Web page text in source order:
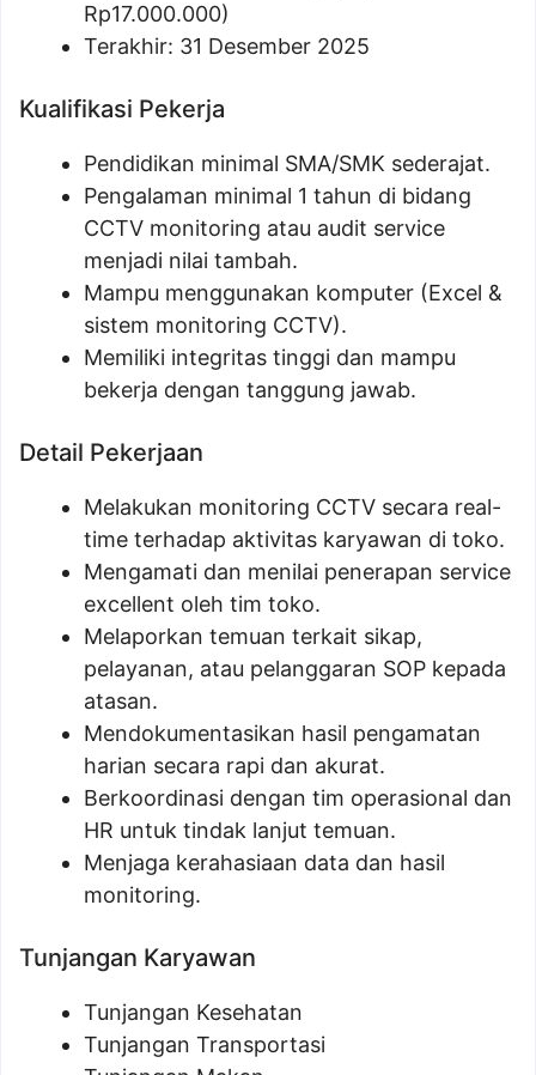
Rp17.000.000)
Terakhir: 31 Desember 2025
Kualifikasi Pekerja
Pendidikan minimal SMA/SMK sederajat.
Pengalaman minimal 1 tahun di bidang
CCTV monitoring atau audit service
menjadi nilai tambah.
Mampu menggunakan komputer (Excel &
sistem monitoring CCTV).
Memiliki integritas tinggi dan mampu
bekerja dengan tanggung jawab.
Detail Pekerjaan
Melakukan monitoring CCTV secara real-
time terhadap aktivitas karyawan di toko.
Mengamati dan menilai penerapan service
excellent oleh tim toko.
Melaporkan temuan terkait sikap,
pelayanan, atau pelanggaran SOP kepada
atasan.
Mendokumentasikan hasil pengamatan
harian secara rapi dan akurat.
Berkoordinasi dengan tim operasional dan
HR untuk tindak lanjut temuan.
Menjaga kerahasiaan data dan hasil
monitoring.
Tunjangan Karyawan
Tunjangan Kesehatan
Tunjangan Transportasi